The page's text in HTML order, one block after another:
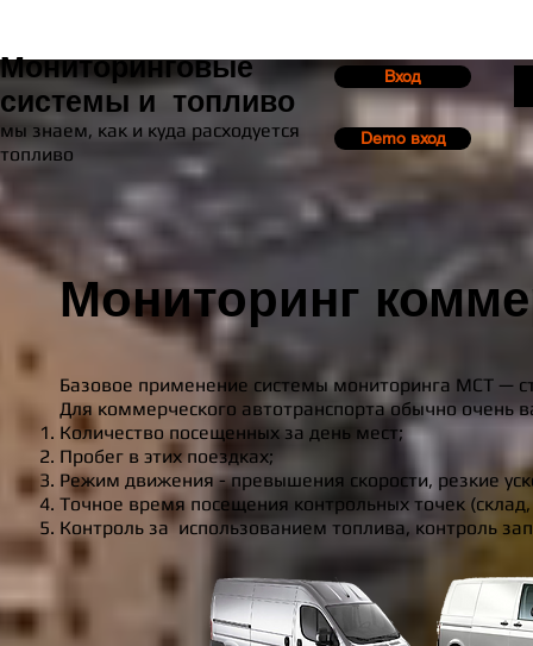
Мониторинговые
системы и ​ топливо
мы знаем, как и куда расходуется
топливо
Demo вход
Вход
Мониторинг
Базовое применение системы мониторинга МСТ —
Для коммерческого автотранспорта обычно
Количество посещенных за день мест;
Пробег в этих поездках;
Режим движения - превышения скорости, резкие
Точное время посещения контрольных точек (склад,
Контроль за использованием топлива, контроль